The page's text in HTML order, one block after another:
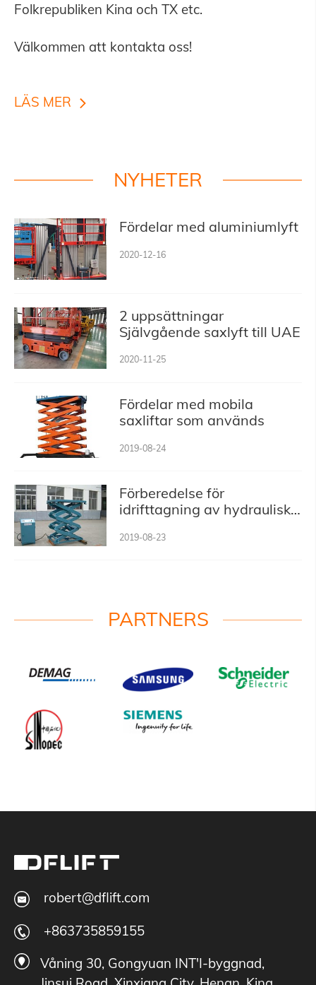
Folkrepubliken Kina och TX etc.
Välkommen att kontakta oss!
LÄS MER
NYHETER
Fördelar med aluminiumlyft
2020-12-16
2 uppsättningar
Självgående saxlyft till UAE
2020-11-25
Fördelar med mobila
saxliftar som används
2019-08-24
Förberedelse för
idrifttagning av hydrauliska
2019-08-23
PARTNERS
robert@dflift.com
+863735859155
Våning 30, Gongyuan INT'I-byggnad,